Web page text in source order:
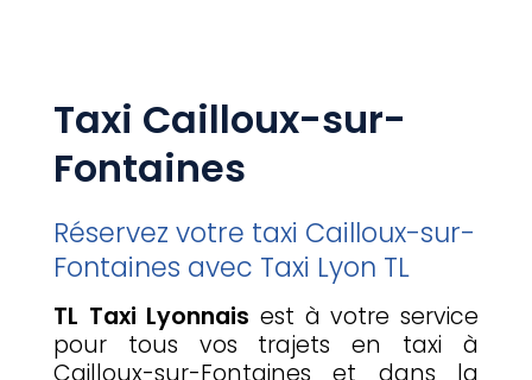
Taxi Cailloux-sur-
Fontaines
Réservez votre taxi Cailloux-sur-
Fontaines avec Taxi Lyon TL
TL Taxi Lyonnais est à votre service
pour tous vos trajets en taxi à
Cailloux-sur-Fontaines et dans la